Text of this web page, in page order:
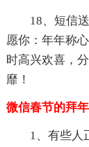
18、短信
愿你：年年称
时高兴欢喜，
靡！
微信春节的拜
1、有些人